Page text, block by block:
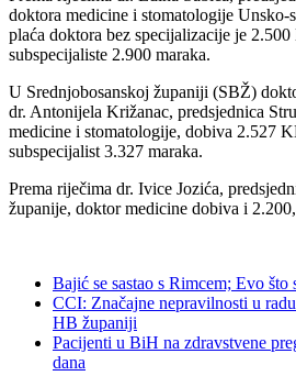
doktora medicine i stomatologije Unsko-
plaća doktora bez specijalizacije je
subspecijaliste 2.900 maraka.
U Srednjobosanskoj županiji (SBŽ)
dr. Antonijela Križanac, predsjednica
medicine i stomatologije, dobiva 2.527
subspecijalist 3.327 maraka.
Prema riječima dr. Ivice Jozića,
županije, doktor medicine dobiva i
Bajić se sastao s Rimcem; Evo
CCI: Značajne nepravilnosti u
HB županiji
Pacijenti u BiH na zdravstvene
dana